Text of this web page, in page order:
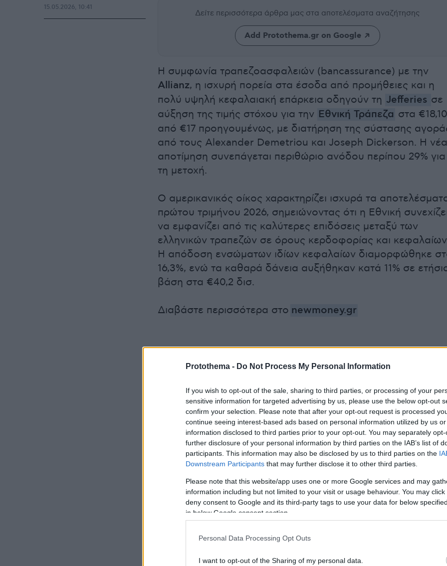
Protothema - Do Not Process My Personal Information
If you wish to opt-out of the sale, sharing to third parties, or processing of your
sensitive information for targeted advertising by us, please use the below opt-out
confirm your selection. Please note that after your opt-out request is processed
continue seeing interest-based ads based on personal information utilized by us
information disclosed to third parties prior to your opt-out. You may separately
further disclosure of your personal information by third parties on the IAB’s list of
participants. This information may also be disclosed by us to third parties on the
Downstream Participants that may further disclose it to other third parties.
Please note that this website/app uses one or more Google services and may
information including but not limited to your visit or usage behaviour. You may
deny consent to Google and its third-party tags to use your data for below
in below Google consent section.
Personal Data Processing Opt Outs
I want to opt-out of the Sharing of my personal data.
Δείτε περισσότερα άρθρα μας στα αποτελέσματα αναζήτησης
Add Protothema.gr on Google
Η συμφωνία τραπεζοασφαλειών (bancassurance) με την
Allianz, η ισχυρή πορεία στα έσοδα από προμήθειες και η
πολύ υψηλή κεφαλαιακή επάρκεια οδηγούν τη Jefferies σε
αύξηση της τιμής στόχου για την Εθνική Τράπεζα στα €18,10
από €17 προηγουμένως, με διατήρηση της σύστασης
από τους Alexander Demetriou και Joseph Dickerson. Η νέα
αποτίμηση συνεπάγεται περιθώριο ανόδου περίπου 29% για
τη μετοχή.
Ο αμερικανικός οίκος χαρακτηρίζει ισχυρά τα
πρώτου τριμήνου 2026, σημειώνοντας ότι η Εθνική
να εμφανίζει από τις καλύτερες επιδόσεις μεταξύ των
ελληνικών τραπεζών σε όρους κερδοφορίας και
Η απόδοση ενσώματων ιδίων κεφαλαίων διαμορφώθηκε
16,3%, ενώ τα καθαρά δάνεια αυξήθηκαν κατά 11% σε
βάση στα €40,2 δισ.
Διαβάστε περισσότερα στο newmoney.gr
15.05.2026, 10:41